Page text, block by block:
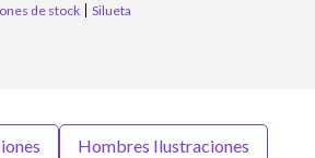
de stock Silueta
Hombres Ilustraciones